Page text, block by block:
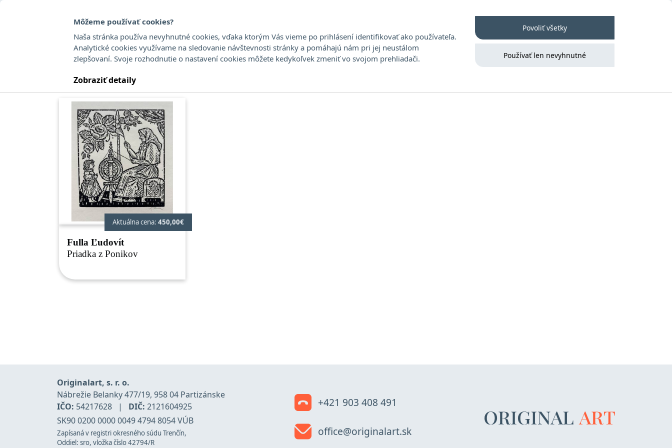
Môžeme používať cookies?
Naša stránka používa nevyhnutné cookies, vďaka ktorým Vás vieme po prihlásení identifikovať ako používateľa.
Analytické cookies využívame na sledovanie návštevnosti stránky a pomáhajú nám pri jej neustálom
zlepšovaní. Svoje rozhodnutie o nastavení cookies môžete kedykoľvek zmeniť vo svojom prehliadači.
Zobraziť detaily
Povoliť všetky
Používať len nevyhnutné
Fulla Ľudovít
Aktuálna cena: 450,00€
Fulla Ľudovít
Priadka z Ponikov
Originalart, s. r. o.
Nábrežie Belanky 477/19, 958 04 Partizánske
IČO: 54217628 | DIČ: 2121604925
SK90 0200 0000 0049 4794 8054 VÚB
Zapísaná v registri okresného súdu Trenčín,
Oddiel: sro, vložka číslo 42794/R
+421 903 408 491
office@originalart.sk